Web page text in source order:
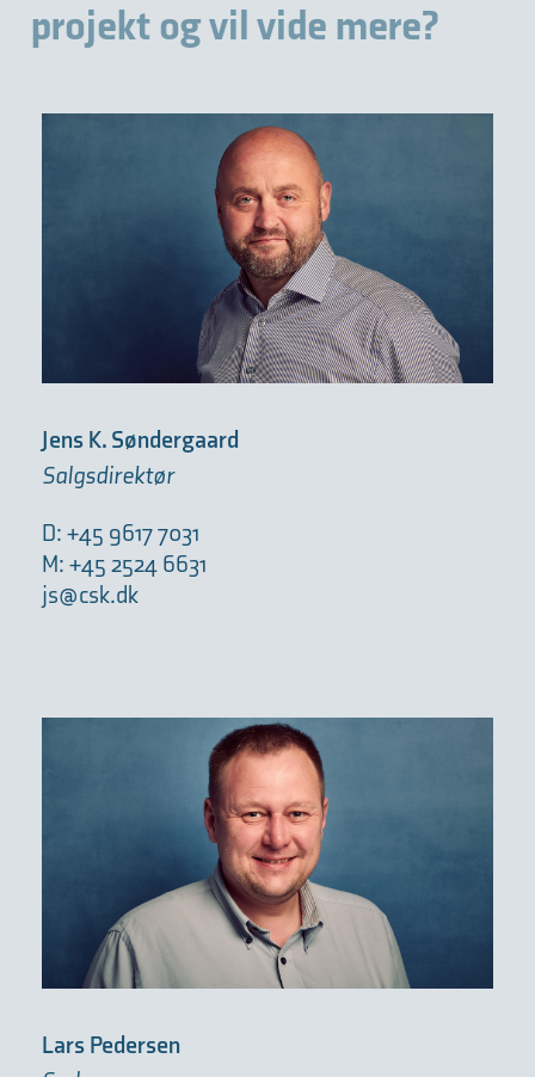
projekt og vil vide mere?
Jens K. Søndergaard
Salgsdirektør
D: +45 9617 7031
M: +45 2524 6631
js@csk.dk
Lars Pedersen